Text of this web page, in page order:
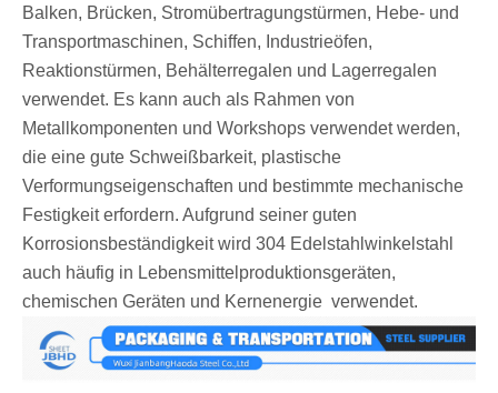
Balken, Brücken, Stromübertragungstürmen, Hebe- und
Transportmaschinen, Schiffen, Industrieöfen,
Reaktionstürmen, Behälterregalen und Lagerregalen ‌
verwendet. Es kann auch als Rahmen von
Metallkomponenten und Workshops verwendet werden,
die eine gute Schweißbarkeit, plastische
Verformungseigenschaften und bestimmte mechanische
Festigkeit erfordern. Aufgrund seiner guten
Korrosionsbeständigkeit wird 304 Edelstahlwinkelstahl
auch häufig in Lebensmittelproduktionsgeräten,
chemischen Geräten und Kernenergie ‌ verwendet.